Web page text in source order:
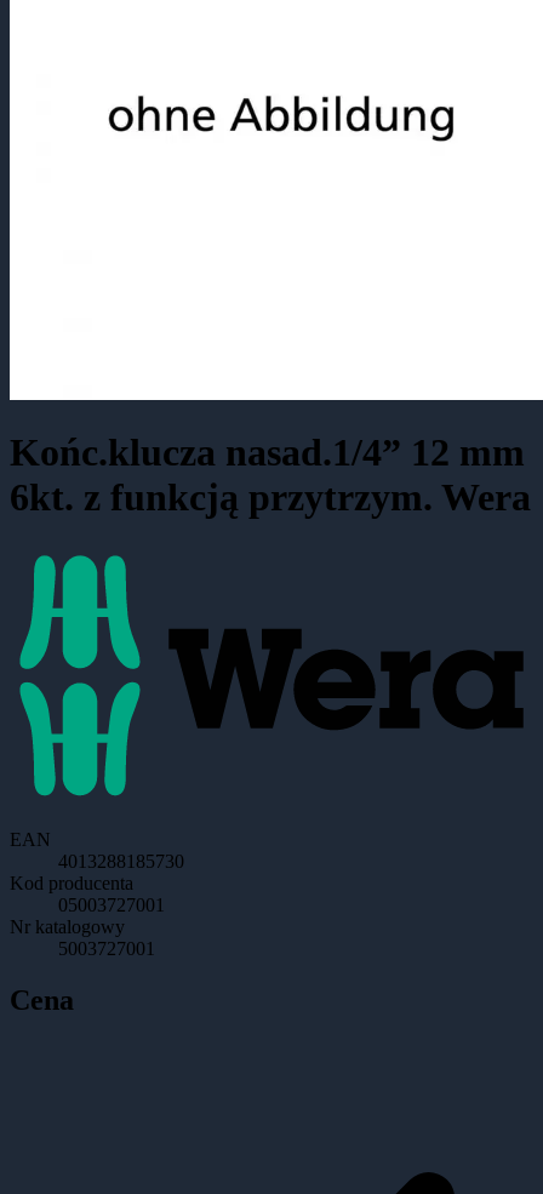
Końc.klucza nasad.1/4” 12 mm
6kt. z funkcją przytrzym. Wera
EAN
4013288185730
Kod producenta
05003727001
Nr katalogowy
5003727001
Cena